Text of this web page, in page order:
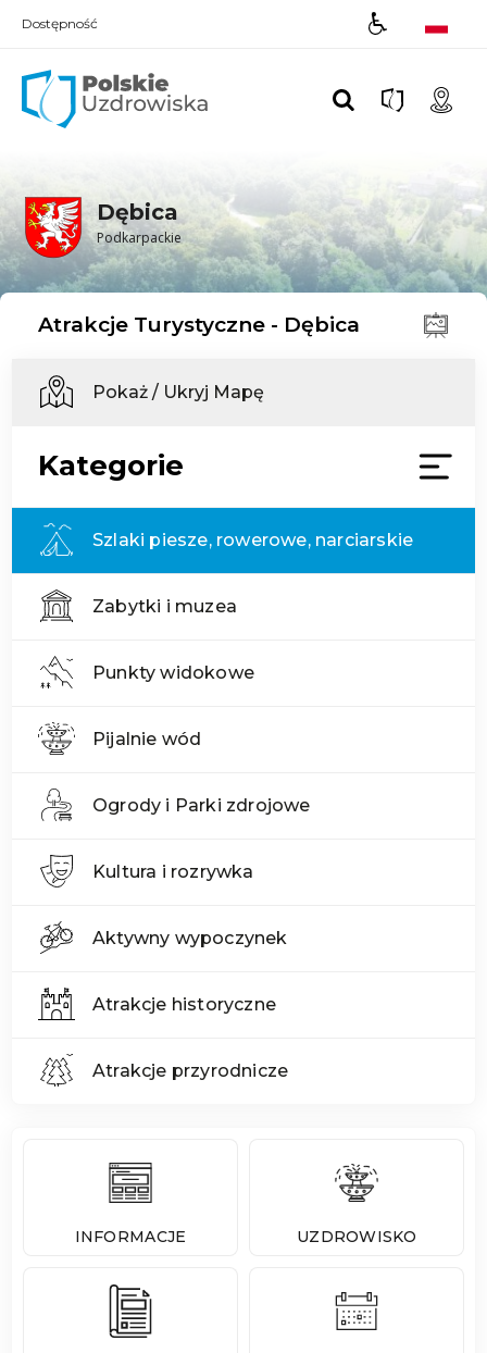
Dostępność
Dębica
Podkarpackie
Atrakcje Turystyczne - Dębica
Pokaż / Ukryj Mapę
Kategorie
Szlaki piesze, rowerowe, narciarskie
Zabytki i muzea
Punkty widokowe
Pijalnie wód
Ogrody i Parki zdrojowe
Kultura i rozrywka
Aktywny wypoczynek
Atrakcje historyczne
Atrakcje przyrodnicze
INFORMACJE UZDROWISKO